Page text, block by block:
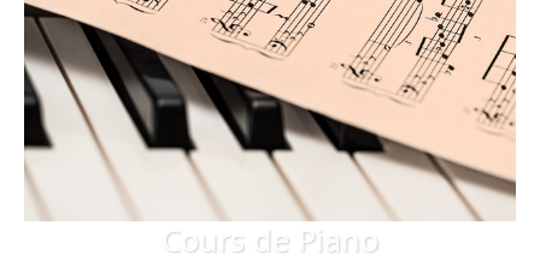
Cours de Piano